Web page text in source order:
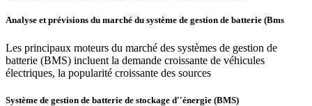
Analyse et prévisions du marché du système de gestion de batterie (Bms
Les principaux moteurs du marché des systèmes de gestion de
batterie (BMS) incluent la demande croissante de véhicules
électriques, la popularité croissante des sources
Système de gestion de batterie de stockage d''énergie (BMS)